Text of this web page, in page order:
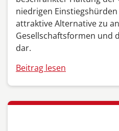
niedrigen
attraktive Alternative zu
Gesellschaftsformen und
dar.
Beitrag lesen